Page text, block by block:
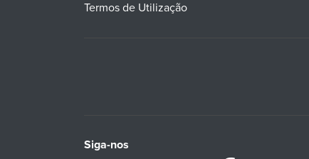
Termos de Utilização
Siga-nos